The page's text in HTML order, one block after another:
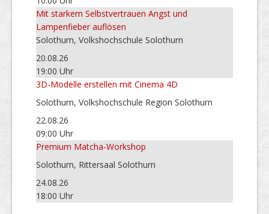
Mit starkem Selbstvertrauen Angst und
Lampenfieber auflösen
Solothurn, Volkshochschule Solothurn
20.08.26
19:00 Uhr
3D-Modelle erstellen mit Cinema 4D
Solothurn, Volkshochschule Region Solothurn
22.08.26
09:00 Uhr
Premium Matcha-Workshop
Solothurn, Rittersaal Solothurn
24.08.26
18:00 Uhr